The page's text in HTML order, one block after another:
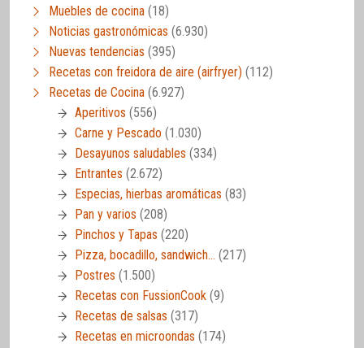
Muebles de cocina (18)
Noticias gastronómicas (6.930)
Nuevas tendencias (395)
Recetas con freidora de aire (airfryer) (112)
Recetas de Cocina (6.927)
Aperitivos (556)
Carne y Pescado (1.030)
Desayunos saludables (334)
Entrantes (2.672)
Especias, hierbas aromáticas (83)
Pan y varios (208)
Pinchos y Tapas (220)
Pizza, bocadillo, sandwich… (217)
Postres (1.500)
Recetas con FussionCook (9)
Recetas de salsas (317)
Recetas en microondas (174)